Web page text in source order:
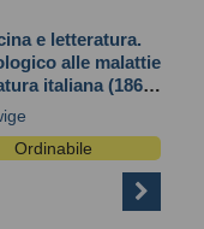
e letteratura.
alle malattie
italiana (1865-
Ordinabile